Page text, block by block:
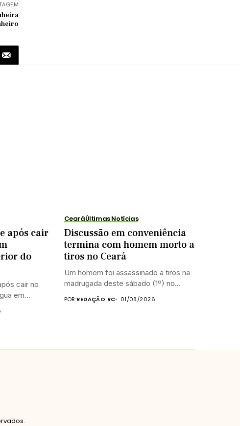
após cair
do
cair no
em...
CearáÚltimas Notícias
Discussão em conveniência
termina com homem morto a
tiros no Ceará
Um homem foi assassinado a tiros na
madrugada deste sábado (1º) no...
POR:REDAÇÃO RC 01/08/2026